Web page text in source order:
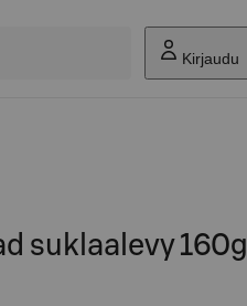
Kirjaudu
suklaalevy 160g